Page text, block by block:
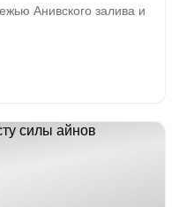
Анивского залива и